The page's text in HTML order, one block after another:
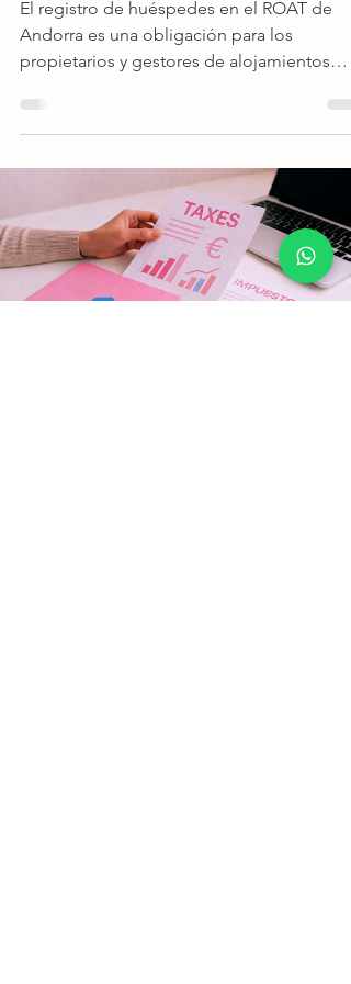
El registro de huéspedes en el ROAT de
Andorra es una obligación para los
propietarios y gestores de alojamientos
sencillo, introducir datos incorrectos o
incompletos puede generar errores y
complicaciones administrativas. En esta
te explicamos cómo preparar el registro de
forma rápida, segura y organizada. Registro
de Ocupación de Alojamientos Turísticos
Andorra ¿Qué es el ROAT? El ROAT es el
Registro de Ocupación de Alojam